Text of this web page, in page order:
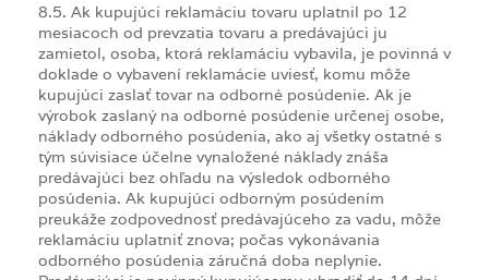
8.5. Ak kupujúci reklamáciu tovaru uplatnil po 12
mesiacoch od prevzatia tovaru a predávajúci ju
zamietol, osoba, ktorá reklamáciu vybavila, je povinná v
doklade o vybavení reklamácie uviesť, komu môže
kupujúci zaslať tovar na odborné posúdenie. Ak je
výrobok zaslaný na odborné posúdenie určenej osobe,
náklady odborného posúdenia, ako aj všetky ostatné s
tým súvisiace účelne vynaložené náklady znáša
predávajúci bez ohľadu na výsledok odborného
posúdenia. Ak kupujúci odborným posúdením
preukáže zodpovednosť predávajúceho za vadu, môže
reklamáciu uplatniť znova; počas vykonávania
odborného posúdenia záručná doba neplynie.